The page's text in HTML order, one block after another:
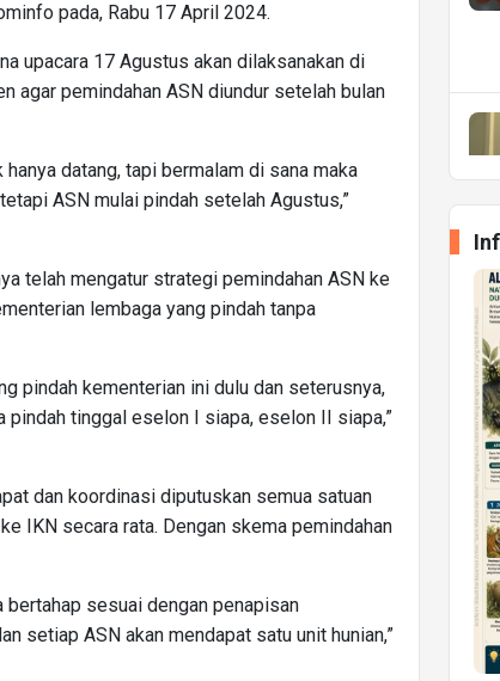
pada, Rabu 17 April 2024.
upacara 17 Agustus akan dilaksanakan di
agar pemindahan ASN diundur setelah bulan
datang, tapi bermalam di sana maka
ASN mulai pindah setelah Agustus,”
telah mengatur strategi pemindahan ASN ke
lembaga yang pindah tanpa
pindah kementerian ini dulu dan seterusnya,
tinggal eselon I siapa, eselon II siapa,”
dan koordinasi diputuskan semua satuan
IKN secara rata. Dengan skema pemindahan
bertahap sesuai dengan penapisan
setiap ASN akan mendapat satu unit hunian,”